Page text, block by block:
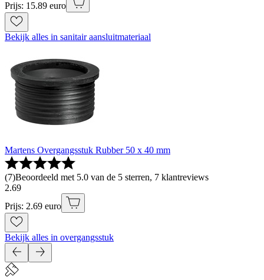
Prijs: 15.89 euro
Bekijk alles in sanitair aansluitmateriaal
Martens Overgangsstuk Rubber 50 x 40 mm
(7)Beoordeeld met 5.0 van de 5 sterren, 7 klantreviews
2.69
Prijs: 2.69 euro
Bekijk alles in overgangsstuk